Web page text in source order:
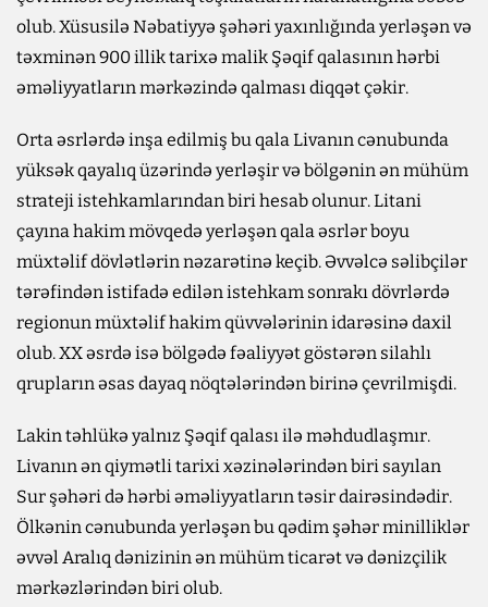
olub. Xüsusilə Nəbatiyyə şəhəri yaxınlığında yerləşən və
təxminən 900 illik tarixə malik Şəqif qalasının hərbi
əməliyyatların mərkəzində qalması diqqət çəkir.
Orta əsrlərdə inşa edilmiş bu qala Livanın cənubunda
yüksək qayalıq üzərində yerləşir və bölgənin ən mühüm
strateji istehkamlarından biri hesab olunur. Litani
çayına hakim mövqedə yerləşən qala əsrlər boyu
müxtəlif dövlətlərin nəzarətinə keçib. Əvvəlcə səlibçilər
tərəfindən istifadə edilən istehkam sonrakı dövrlərdə
regionun müxtəlif hakim qüvvələrinin idarəsinə daxil
olub. XX əsrdə isə bölgədə fəaliyyət göstərən silahlı
qrupların əsas dayaq nöqtələrindən birinə çevrilmişdi.
Lakin təhlükə yalnız Şəqif qalası ilə məhdudlaşmır.
Livanın ən qiymətli tarixi xəzinələrindən biri sayılan
Sur şəhəri də hərbi əməliyyatların təsir dairəsindədir.
Ölkənin cənubunda yerləşən bu qədim şəhər minilliklər
əvvəl Aralıq dənizinin ən mühüm ticarət və dənizçilik
mərkəzlərindən biri olub.